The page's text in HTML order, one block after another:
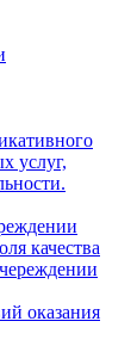
услуг,
качества
оказания